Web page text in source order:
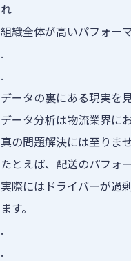
れ
組織全体が高いパフォー
.
.
データの裏にある現実を
データ分析は物流業界に
真の問題解決には至りませ
たとえば、配送のパフォ
実際にはドライバーが過
ます。
.
.